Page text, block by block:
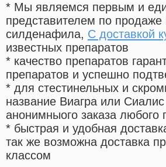
* Мы являемся первым и
представителем по
силденафила, С доставкой
известных препаратов
* качество препаратов
препаратов и успешно
* для стестинельных и
название Виагра или
анонимныого заказа
* быстрая и удобная
так же возможна доставка
классом